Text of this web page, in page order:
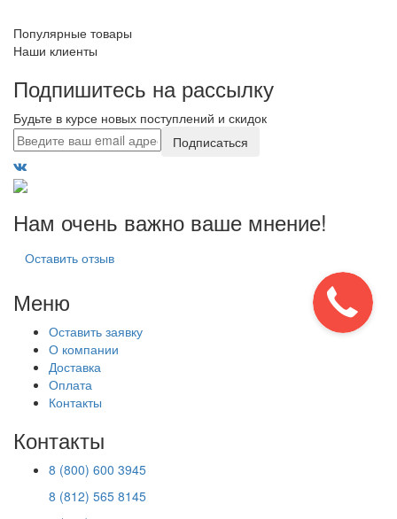
Популярные товары
Наши клиенты
Подпишитесь на рассылку
Будьте в курсе новых поступлений и скидок
Подписаться
Нам очень важно ваше мнение!
Оставить отзыв
Меню
Оставить заявку
О компании
Доставка
Оплата
Контакты
Контакты
8 (800) 600 3945
8 (812) 565 8145